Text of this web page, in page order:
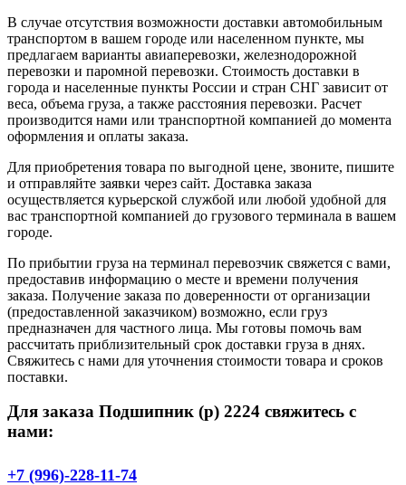
В случае отсутствия возможности доставки автомобильным
транспортом в вашем городе или населенном пункте, мы
предлагаем варианты авиаперевозки, железнодорожной
перевозки и паромной перевозки. Стоимость доставки в
города и населенные пункты России и стран СНГ зависит от
веса, объема груза, а также расстояния перевозки. Расчет
производится нами или транспортной компанией до момента
оформления и оплаты заказа.
Для приобретения товара по выгодной цене, звоните, пишите
и отправляйте заявки через сайт. Доставка заказа
осуществляется курьерской службой или любой удобной для
вас транспортной компанией до грузового терминала в вашем
городе.
По прибытии груза на терминал перевозчик свяжется с вами,
предоставив информацию о месте и времени получения
заказа. Получение заказа по доверенности от организации
(предоставленной заказчиком) возможно, если груз
предназначен для частного лица. Мы готовы помочь вам
рассчитать приблизительный срок доставки груза в днях.
Свяжитесь с нами для уточнения стоимости товара и сроков
поставки.
Для заказа Подшипник (р) 2224 свяжитесь с
нами:
+7 (996)-228-11-74